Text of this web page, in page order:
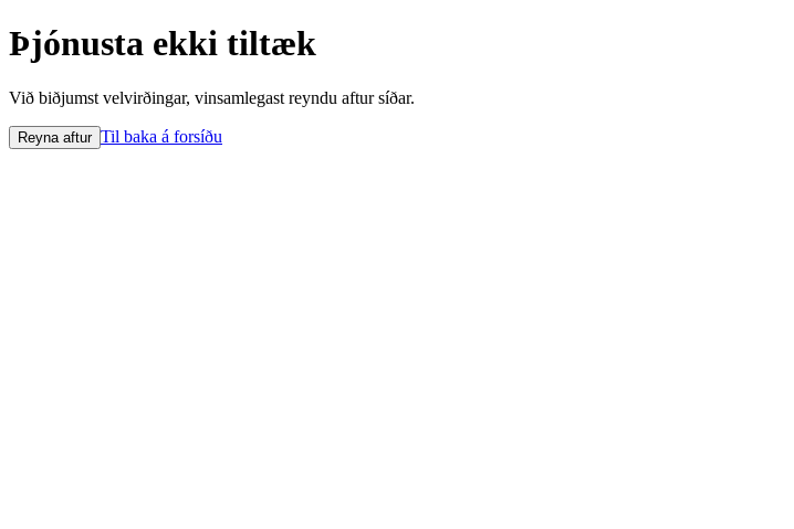
Þjónusta ekki tiltæk
Við biðjumst velvirðingar, vinsamlegast reyndu aftur síðar.
Reyna aftur Til baka á forsíðu